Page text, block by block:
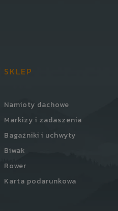
SKLEP
Namioty dachowe
Markizy i zadaszenia
Bagażniki i uchwyty
Biwak
Rower
Karta podarunkowa